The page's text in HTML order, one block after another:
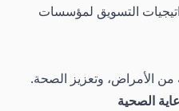
التسويق لمؤسسات
من الأمراض، وتعزيز الصحة.
الصحية